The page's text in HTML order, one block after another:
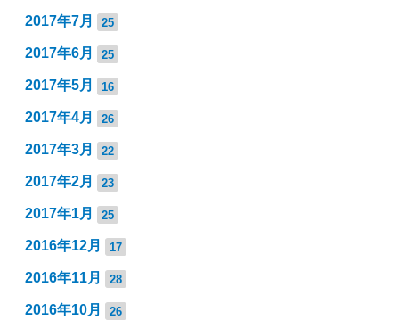
2017年7月 25
2017年6月 25
2017年5月 16
2017年4月 26
2017年3月 22
2017年2月 23
2017年1月 25
2016年12月 17
2016年11月 28
2016年10月 26